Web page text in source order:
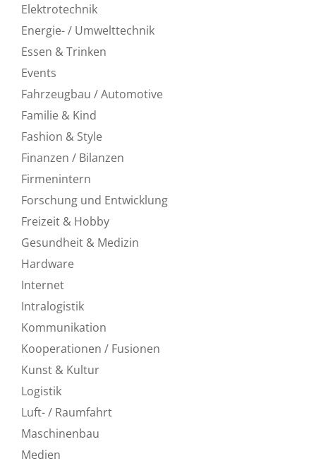
Elektrotechnik
Energie- / Umwelttechnik
Essen & Trinken
Events
Fahrzeugbau / Automotive
Familie & Kind
Fashion & Style
Finanzen / Bilanzen
Firmenintern
Forschung und Entwicklung
Freizeit & Hobby
Gesundheit & Medizin
Hardware
Internet
Intralogistik
Kommunikation
Kooperationen / Fusionen
Kunst & Kultur
Logistik
Luft- / Raumfahrt
Maschinenbau
Medien